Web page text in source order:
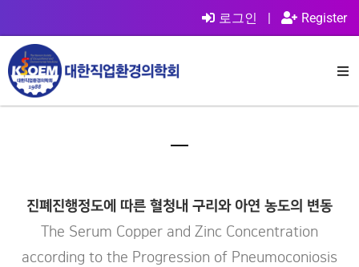
로그인 | Register
진폐진행정도에 따른 혈청내 구리와 아연 농도의 변동
The Serum Copper and Zinc Concentration
according to the Progression of Pneumoconiosis